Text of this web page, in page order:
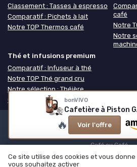
bonVIVO
Cafetière à Piston
🔥 Voir l'offre
Classement : Tasses à espresso
Comparatif : Pichets à lait
Notre TOP Thermos café
café
Notre
Notre
Thé et infusions premium
Comparatif : Infuseur à thé
Notre TOP Thé grand cru
Notre sélection : Théière
Classement : Coffret thé
Mentions légales Politique de
Enquête 2025 sur les cafés
Notre
Café ou Café
© Café ou Café
Ce site utilise des cookies et vous
vous souhaitez activer